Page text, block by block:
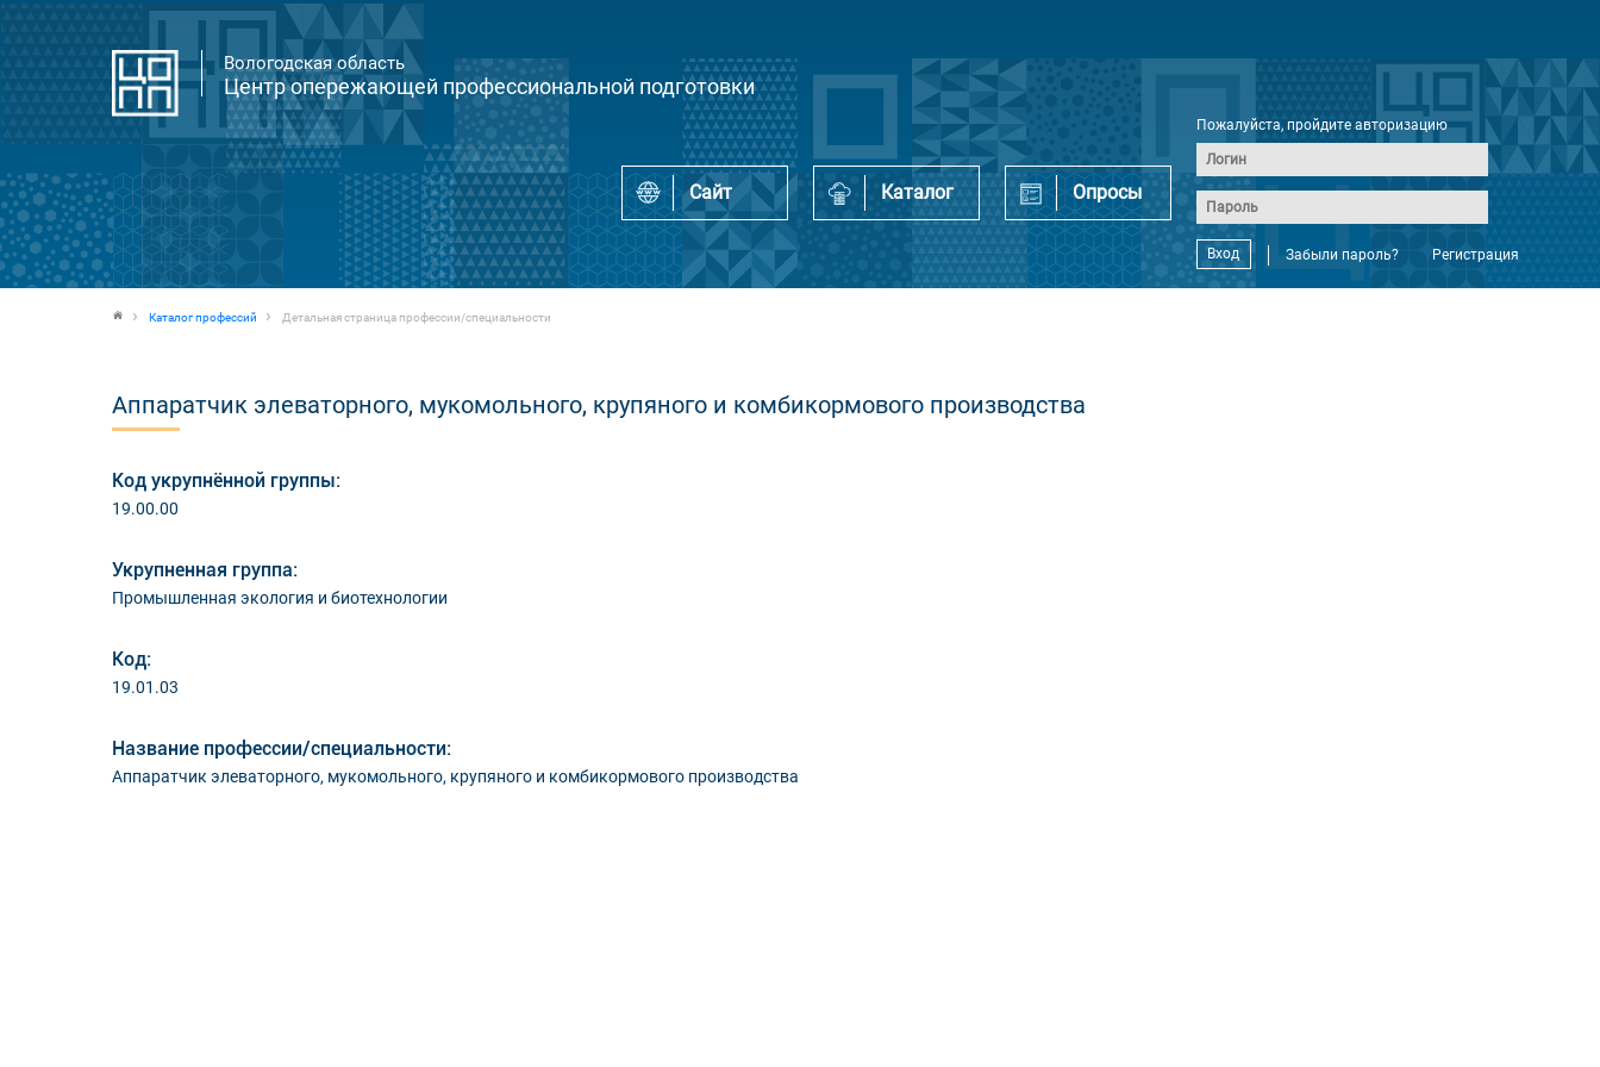
Вологодская область
Центр опережающей профессиональной подготовки
Сайт Каталог Опросы
Пожалуйста, пройдите авторизацию
Вход Забыли пароль? Регистрация
Каталог профессий Детальная страница профессии/специальности
Аппаратчик элеваторного, мукомольного, крупяного и комбикормового производства
Код укрупнённой группы:
19.00.00
Укрупненная группа:
Промышленная экология и биотехнологии
Код:
19.01.03
Название профессии/специальности:
Аппаратчик элеваторного, мукомольного, крупяного и комбикормового производства